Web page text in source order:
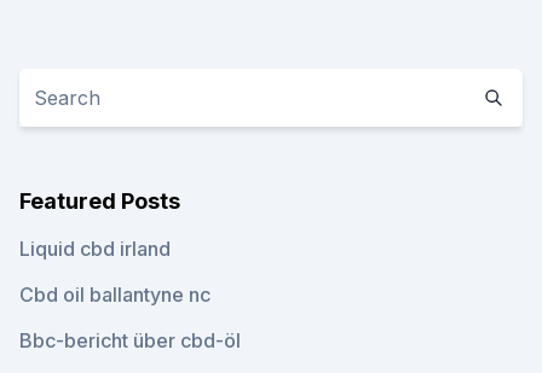
Featured Posts
Liquid cbd irland
Cbd oil ballantyne nc
Bbc-bericht über cbd-öl